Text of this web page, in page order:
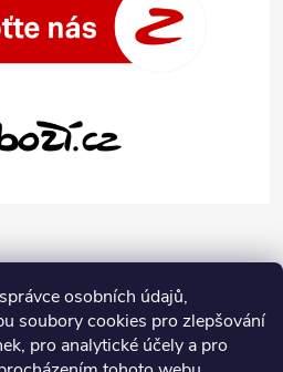
osobních údajů,
soubory cookies pro zlepšování
pro analytické účely a pro